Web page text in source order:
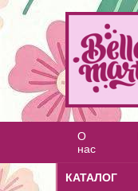
О
нас
КАТАЛОГ